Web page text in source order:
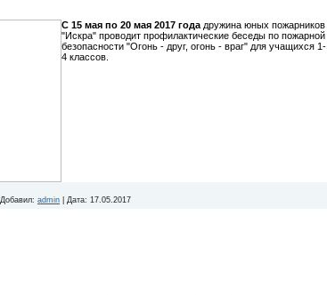
С 15 мая по 20 мая 2017 года дружина юных пожарников
"Искра" проводит профилактические беседы по пожарной
безопасности "Огонь - друг, огонь - враг" для учащихся 1-
4 классов.
Добавил: admin Дата: 17.05.2017